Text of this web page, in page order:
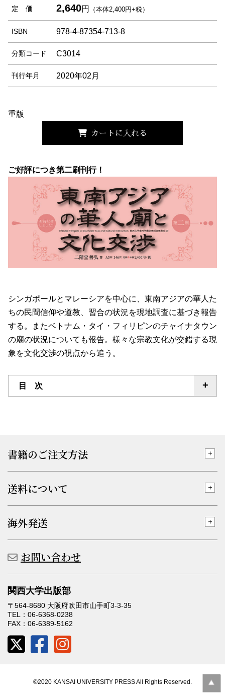
定 価 2,640円 （本体2,400円+税）
ISBN 978-4-87354-713-8
分類コード C3014
刊行年月 2020年02月
重版
カートに入れる
ご好評につき第二刷刊行！
シンガポールとマレーシアを中心に、東南アジアの華人た
ちの民間信仰や道教、習合の状況を現地調査に基づき報告
する。またベトナム・タイ・フィリピンのチャイナタウン
の廟の状況についても報告。様々な宗教文化が交錯する現
象を文化交渉の視点から追う。
目 次
書籍のご注文方法
送料について
海外発送
お問い合わせ
関西大学出版部
〒564-8680 大阪府吹田市山手町3-3-35
TEL：06-6368-0238
FAX：06-6389-5162
©2020 KANSAI UNIVERSITY PRESS All Rights Reserved.